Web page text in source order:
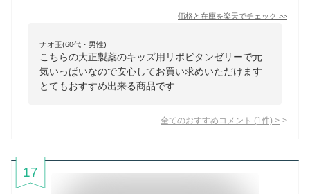
価格と在庫を楽天でチェック >>
ナオ玉(60代・男性)
こちらの大正製薬のキッズ用リポビタンゼリーで元
気いっぱいなので安心してお買い求めいただけます
とてもおすすめ出来る商品です
全てのおすすめコメント (1 件) >
17